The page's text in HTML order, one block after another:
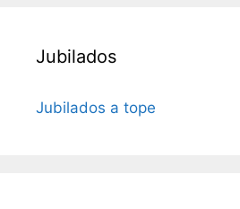
Jubilados
Jubilados a tope